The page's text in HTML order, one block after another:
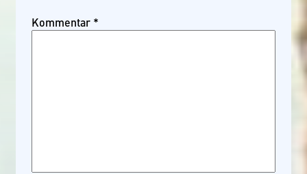
Kommentar *